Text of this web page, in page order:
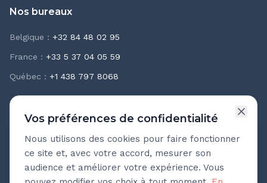
Nos bureaux
Belgique : +32 84 48 02 95
France : +33 5 37 04 05 59
Québec : +1 438 797 8068
Newsletter Teasio
Recevez chaque mois nos meilleures pratiques
d'accompagnement.
Vos préférences de confidentialité
Nous utilisons des cookies pour faire fonctionner
ce site et, avec votre accord, mesurer son
audience et améliorer votre expérience. Vous